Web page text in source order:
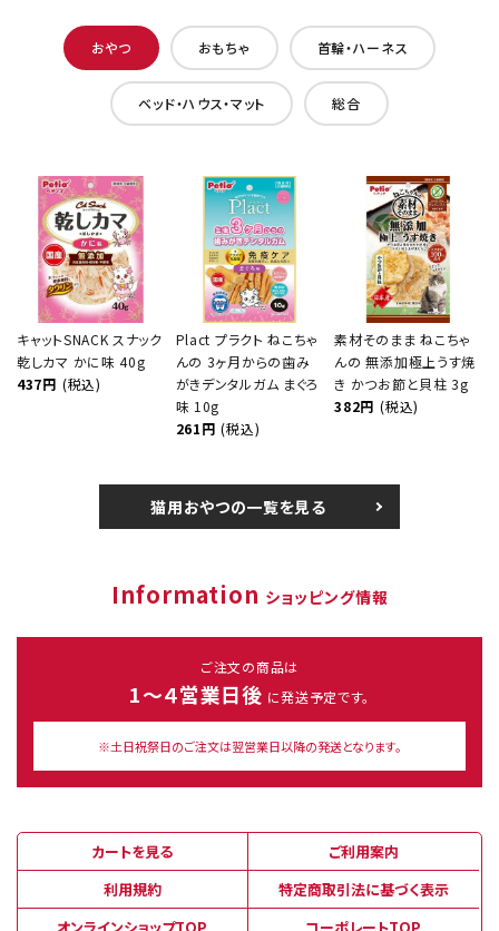
おやつ おもちゃ 首輪・ハーネス
ベッド・ハウス・マット 総合
キャットSNACK スナック
乾しカマ かに味 40g
437円 (税込)
Plact プラクト ねこちゃ
んの 3ヶ月からの歯み
がきデンタルガム まぐろ
味 10g
261円 (税込)
素材そのまま ねこちゃ
んの 無添加極上うす焼
き かつお節と貝柱 3g
382円 (税込)
猫用おやつの一覧を見る
Information ショッピング情報
ご注文の商品は
1～４営業日後 に発送予定です。
※土日祝祭日のご注文は翌営業日以降の発送となります。
カートを見る
ご利用案内
利用規約
特定商取引法に基づく表示